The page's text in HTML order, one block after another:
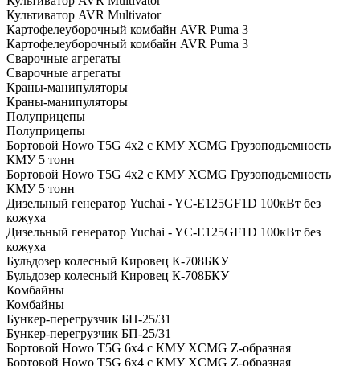
Культиватор AVR Multivator
Картофелеуборочный комбайн AVR Puma 3
Картофелеуборочный комбайн AVR Puma 3
Сварочные агрегаты
Сварочные агрегаты
Краны-манипуляторы
Краны-манипуляторы
Полуприцепы
Полуприцепы
Бортовой Howo T5G 4х2 c КМУ XCMG Грузоподьемность
КМУ 5 тонн
Бортовой Howo T5G 4х2 c КМУ XCMG Грузоподьемность
КМУ 5 тонн
Дизельный генератор Yuchai - YC-E125GF1D 100кВт без
кожуха
Дизельный генератор Yuchai - YC-E125GF1D 100кВт без
кожуха
Бульдозер колесный Кировец К-708БКУ
Бульдозер колесный Кировец К-708БКУ
Комбайны
Комбайны
Бункер-перегрузчик БП-25/31
Бункер-перегрузчик БП-25/31
Бортовой Howo T5G 6х4 c КМУ XCMG Z-образная
Бортовой Howo T5G 6х4 c КМУ XCMG Z-образная